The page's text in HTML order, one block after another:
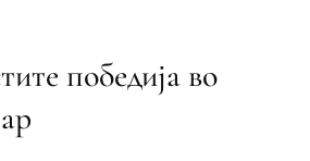
победија во